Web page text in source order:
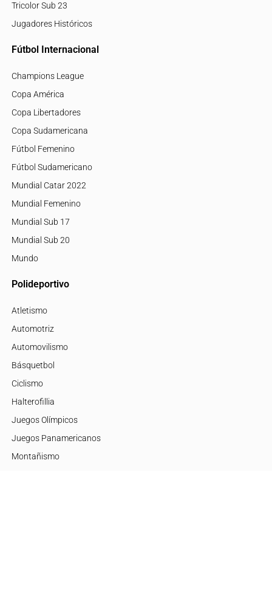
Tricolor Sub 23
Jugadores Históricos
Fútbol Internacional
Champions League
Copa América
Copa Libertadores
Copa Sudamericana
Fútbol Femenino
Fútbol Sudamericano
Mundial Catar 2022
Mundial Femenino
Mundial Sub 17
Mundial Sub 20
Mundo
Polideportivo
Atletismo
Automotriz
Automovilismo
Básquetbol
Ciclismo
Halterofillia
Juegos Olímpicos
Juegos Panamericanos
Montañismo